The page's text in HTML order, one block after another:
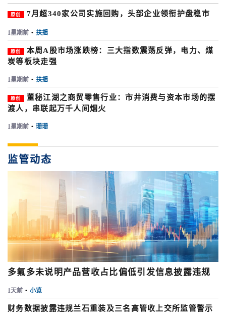
原创 7月超340家公司实施回购，头部企业领衔护盘稳市
1星期前 • 扶摇
原创
本周A股市场涨跌榜：三大指数震荡反弹，电力、煤
炭等板块走强
1星期前 • 扶摇
原创
董秘江湖之商贸零售行业：市井消费与资本市场的摆
渡人，串联起万千人间烟火
1星期前 • 珊珊
监管动态
多氟多未说明产品营收占比偏低引发信息披露违规
1天前 • 小览
财务数据披露违规兰石重装及三名高管收上交所监管警示